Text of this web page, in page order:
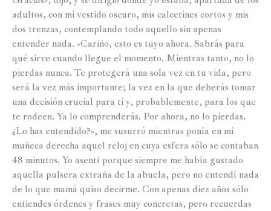
adultos, con mi vestido oscuro, mis calcetines cortos y mis
dos trenzas, contemplando todo aquello sin apenas
entender nada. «Cariño, esto es tuyo ahora. Sabrás para
qué sirve cuando llegue el momento. Mientras tanto, no lo
pierdas nunca. Te protegerá una sola vez en tu vida, pero
será la vez más importante; la vez en la que deberás tomar
una decisión crucial para ti y, probablemente, para los que
te rodeen. Ya lo comprenderás. Por ahora, no lo pierdas.
¿Lo has entendido?», me susurró mientras ponía en mi
muñeca derecha aquel reloj en cuya esfera sólo se contaban
48 minutos. Yo asentí porque siempre me había gustado
aquella pulsera extraña de la abuela, pero no entendí nada
de lo que mamá quiso decirme. Con apenas diez años sólo
entiendes órdenes y frases muy concretas, pero recuerdas